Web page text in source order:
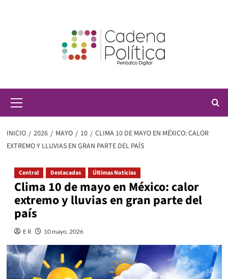
principal
INICIO 2026 MAYO 10
CLIMA 10 DE MAYO EN MÉXICO: CALOR
EXTREMO Y LLUVIAS EN GRAN PARTE DEL PAÍS
Central Destacadas Últimas Noticias
Clima 10 de mayo en México: calor
extremo y lluvias en gran parte del
país
E R 10 mayo, 2026